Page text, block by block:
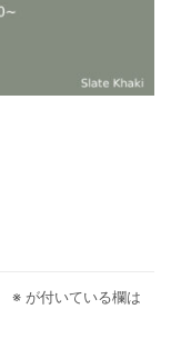
※ が付いている欄は